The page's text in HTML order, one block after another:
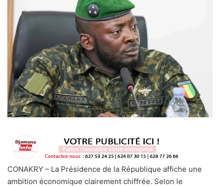
CONAKRY – La Présidence de la République affiche une
ambition économique clairement chiffrée. Selon le